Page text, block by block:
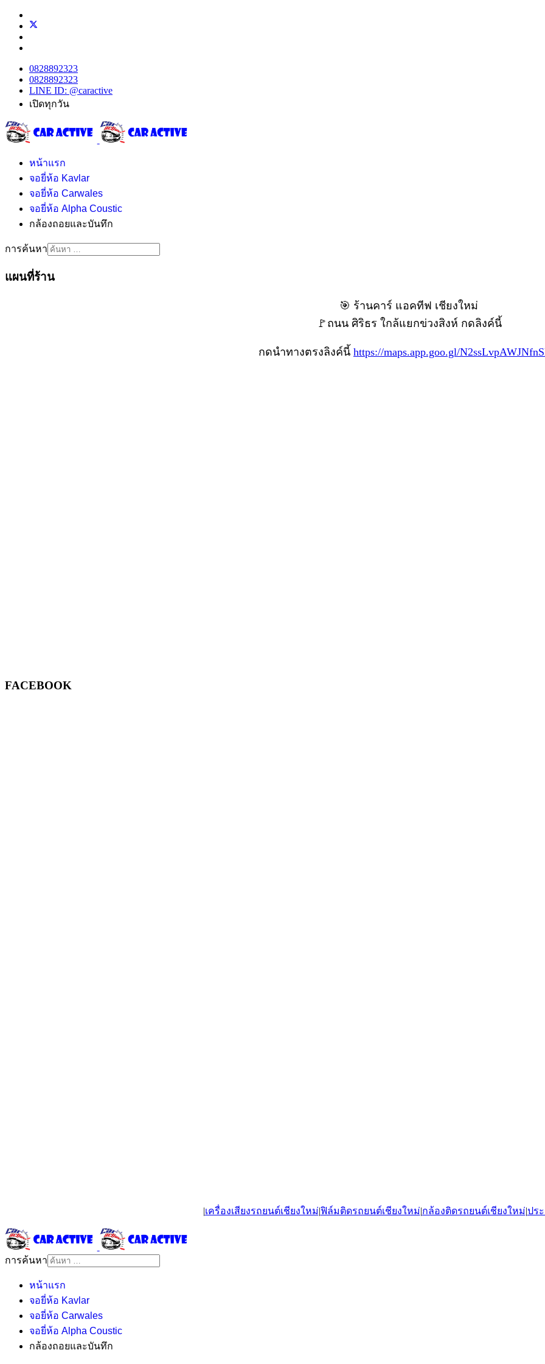
0828892323
0828892323
LINE ID: @caractive
เปิดทุกวัน
หน้าแรก
จอยี่ห้อ Kavlar
จอยี่ห้อ Carwales
จอยี่ห้อ Alpha Coustic
กล้องถอยและบันทึก
การค้นหา
แผนที่ร้าน
🎯 ร้านคาร์ แอคทีฟ เชียงใหม่
🚩ถนน ศิริธร ใกล้แยกข่วงสิงห์ กดลิงค์นี้
กดนำทางตรงลิงค์นี้ https://maps.app.goo.gl/
FACEBOOK
|เครื่องเสียงรถยนต์เชียงใหม่|ฟิล์มติดรถยนต์เชียงใหม่|กล้องติดรถยนต์เชียงใหม่|ปร
การค้นหา
หน้าแรก
จอยี่ห้อ Kavlar
จอยี่ห้อ Carwales
จอยี่ห้อ Alpha Coustic
กล้องถอยและบันทึก